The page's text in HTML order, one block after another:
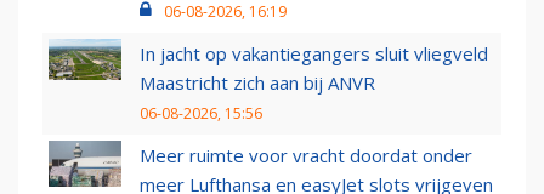
06-08-2026, 16:19
In jacht op vakantiegangers sluit vliegveld
Maastricht zich aan bij ANVR
06-08-2026, 15:56
Meer ruimte voor vracht doordat onder
meer Lufthansa en easyJet slots vrijgeven